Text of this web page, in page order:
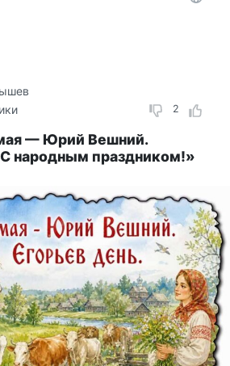
2
— Юрий Вешний.
народным праздником!»